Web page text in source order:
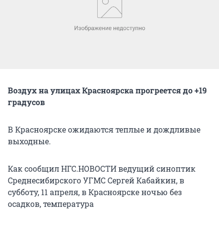
Воздух на улицах Красноярска прогреется до +19
градусов
В Красноярске ожидаются теплые и дождливые
выходные.
Как сообщил НГС.НОВОСТИ ведущий синоптик
Среднесибирского УГМС Сергей Кабайкин, в
субботу, 11 апреля, в Красноярске ночью без
осадков, температура